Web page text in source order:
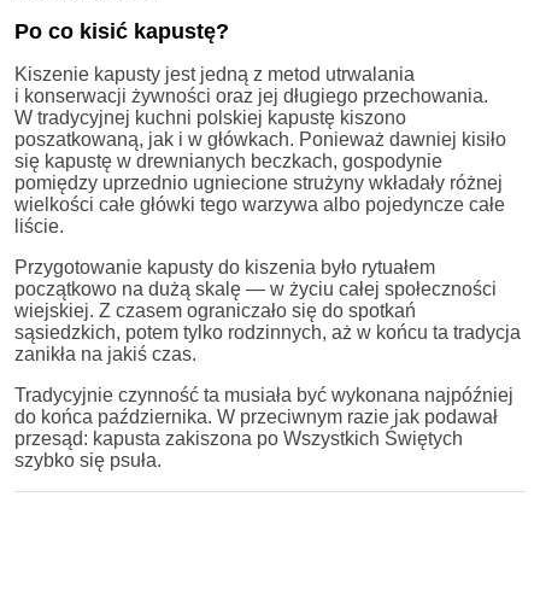
Po co kisić kapustę?
Kiszenie kapusty jest jedną z metod utrwalania
i konserwacji żywności oraz jej długiego przechowania.
W tradycyjnej kuchni polskiej kapustę kiszono
poszatkowaną, jak i w główkach. Ponieważ dawniej kisiło
się kapustę w drewnianych beczkach, gospodynie
pomiędzy uprzednio ugniecione strużyny wkładały różnej
wielkości całe główki tego warzywa albo pojedyncze całe
liście.
Przygotowanie kapusty do kiszenia było rytuałem
początkowo na dużą skalę — w życiu całej społeczności
wiejskiej. Z czasem ograniczało się do spotkań
sąsiedzkich, potem tylko rodzinnych, aż w końcu ta tradycja
zanikła na jakiś czas.
Tradycyjnie czynność ta musiała być wykonana najpóźniej
do końca października. W przeciwnym razie jak podawał
przesąd: kapusta zakiszona po Wszystkich Świętych
szybko się psuła.